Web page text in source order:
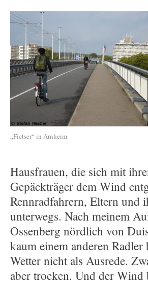
„Fietser“ in Arnheim
Hausfrauen, die sich mit
Gepäckträger dem Wind
Rennradfahrern, Eltern und
unterwegs. Nach meinem
Ossenberg nördlich von
kaum einem anderen Radler
Wetter nicht als Ausrede.
aber trocken. Und der Wind